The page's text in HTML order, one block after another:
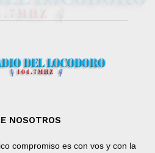
NOSOTROS
compromiso es con vos y con la